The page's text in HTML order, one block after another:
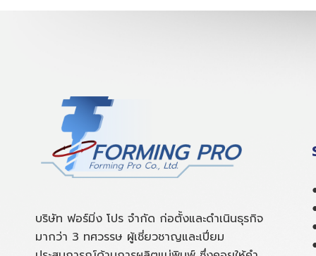
บริษัท ฟอร์มิ่ง โปร จำกัด ก่อตั้งและดำเนินธุรกิจ
มากว่า 3 ทศวรรษ ผู้เชี่ยวชาญและเปี่ยม